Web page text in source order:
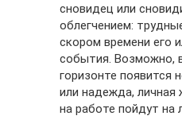
сновидец или
облегчением:
скором времени его
события. Возможно,
горизонте появится
или надежда, личная
на работе пойдут на